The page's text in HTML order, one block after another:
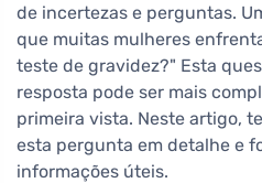
de incertezas e perguntas.
que muitas mulheres
teste de gravidez?" Esta
resposta pode ser mais
primeira vista. Neste artigo,
esta pergunta em detalhe e
informações úteis.